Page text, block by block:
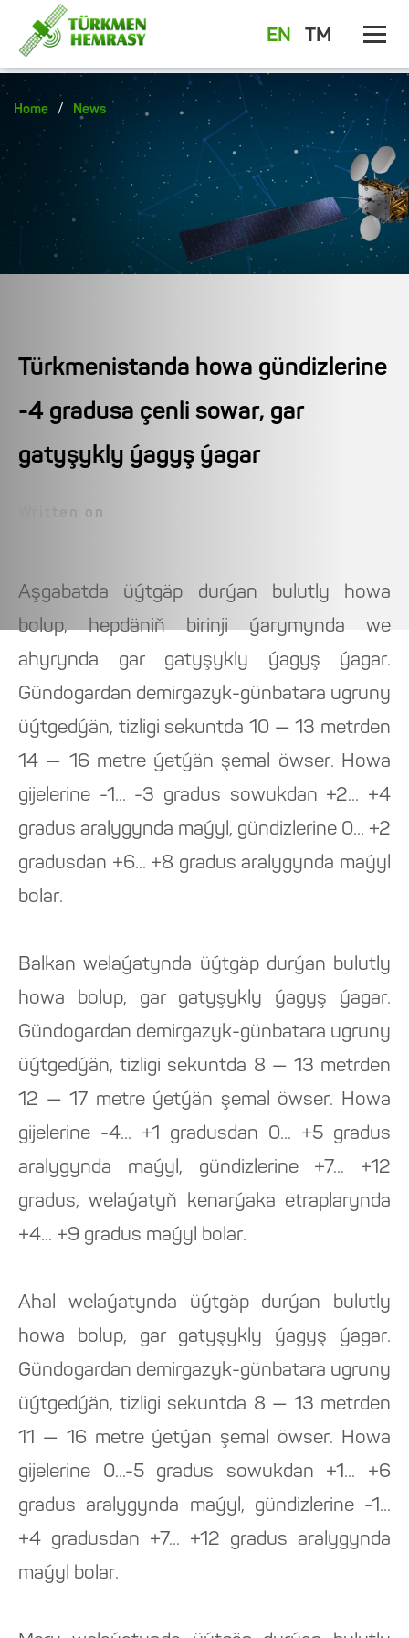
EN TM
Home / News
Türkmenistanda howa gündizlerine
-4 gradusa çenli sowar, gar
gatyşykly ýagyş ýagar
Written on
Aşgabatda üýtgäp durýan bulutly howa
bolup, hepdäniň birinji ýarymynda we
ahyrynda gar gatyşykly ýagyş ýagar.
Gündogardan demirgazyk-günbatara ugruny
üýtgedýän, tizligi sekuntda 10 — 13 metrden
14 — 16 metre ýetýän şemal öwser. Howa
gijelerine -1... -3 gradus sowukdan +2... +4
gradus aralygynda maýyl, gündizlerine 0... +2
gradusdan +6... +8 gradus aralygynda maýyl
bolar.
Balkan welaýatynda üýtgäp durýan bulutly
howa bolup, gar gatyşykly ýagyş ýagar.
Gündogardan demirgazyk-günbatara ugruny
üýtgedýän, tizligi sekuntda 8 — 13 metrden
12 — 17 metre ýetýän şemal öwser. Howa
gijelerine -4... +1 gradusdan 0... +5 gradus
aralygynda maýyl, gündizlerine +7... +12
gradus, welaýatyň kenarýaka etraplarynda
+4... +9 gradus maýyl bolar.
Ahal welaýatynda üýtgäp durýan bulutly
howa bolup, gar gatyşykly ýagyş ýagar.
Gündogardan demirgazyk-günbatara ugruny
üýtgedýän, tizligi sekuntda 8 — 13 metrden
11 — 16 metre ýetýän şemal öwser. Howa
gijelerine 0...-5 gradus sowukdan +1... +6
gradus aralygynda maýyl, gündizlerine -1...
+4 gradusdan +7... +12 gradus aralygynda
maýyl bolar.